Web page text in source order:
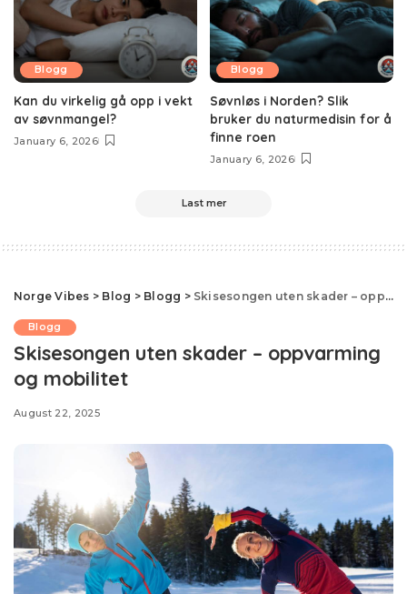
Blogg
Kan du virkelig gå opp i vekt
av søvnmangel?
January 6, 2026
Blogg
Søvnløs i Norden? Slik
bruker du naturmedisin for å
finne roen
January 6, 2026
Last mer
Norge Vibes > Blog > Blogg > Skisesongen uten skader – oppvarming og mobilitet
Blogg
Skisesongen uten skader – oppvarming
og mobilitet
August 22, 2025